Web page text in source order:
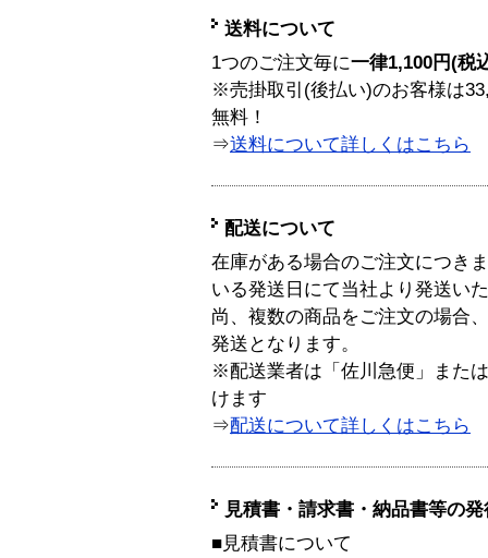
送料について
1つのご注文毎に一律1,100円(税
※売掛取引(後払い)のお客様は
無料！
⇒送料について詳しくはこちら
配送について
在庫がある場合のご注文につき
いる発送日にて当社より発送い
尚、複数の商品をご注文の場合
発送となります。
※配送業者は「佐川急便」また
けます
⇒配送について詳しくはこちら
見積書・請求書・納品書等の
■見積書について